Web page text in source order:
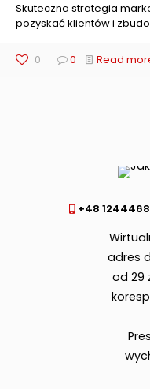
Skuteczna strategia
pozyskać klientów i
0 0 Read
+48
adres
od 29